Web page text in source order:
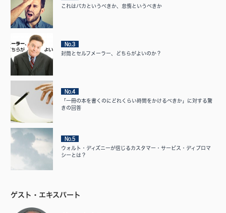
これはバカというべきか、怠惰というべきか
No.3
封筒とセルフメーラー、どちらがよいのか？
No.4
「一冊の本を書くのにどれくらい時間をかけるべきか」に対する驚
きの回答
No.5
ウォルト・ディズニーが信じるカスタマー・サービス・ディプロマ
シーとは？
ゲスト・エキスパート